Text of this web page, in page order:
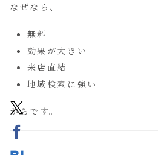
なぜなら、
無料
効果が大きい
来店直結
地域検索に強い
からです。